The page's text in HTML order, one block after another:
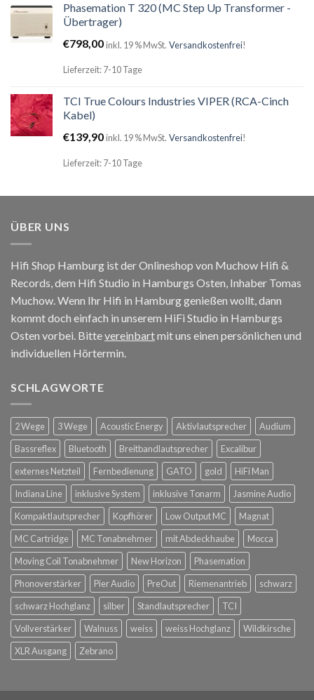
Phasemation T 320 (MC Step Up Transformer -
Übertrager)
€798,00inkl. 19 % MwSt. Versandkostenfrei!
Lieferzeit: 7-10 Tage
TCI True Colours Industries VIPER (RCA-Cinch
Kabel)
€139,90inkl. 19 % MwSt. Versandkostenfrei!
Lieferzeit: 7-10 Tage
ÜBER UNS
Hifi Shop Hamburg ist der Onlineshop von Muchow Hifi &
Records, dem Hifi Studio in Hamburgs Osten, Inhaber Tomas
Muchow. Wenn Ihr Hifi in Hamburg genießen wollt, dann
kommt doch einfach in unserem HiFi Studio in Hamburgs
Osten vorbei. Bittevereinbartmit uns einen persönlichen und
individuellen Hörtermin.
SCHLAGWORTE
2 Wege 3 Wege Acoustic Energy Aktivlautsprecher
Audium
Bassreflex
Bluetooth Breitbandlautsprecher
Excalibur
externes Netzteil
Fernbedienung GATO gold
HiFi Man
Indiana Line
inklusive System inklusive Tonarm
Jasmine Audio
Kompaktlautsprecher
Kopfhörer Low Output MC
Magnat
MC Cartridge
MC Tonabnehmer mit Abdeckhaube
Mocca
Moving Coil Tonabnehmer
New Horizon
Phasemation
Phonoverstärker
Pier Audio PreOut Riemenantrieb
schwarz
schwarz Hochglanz
silber Standlautsprecher
TCI
Vollverstärker
Walnuss weiss weiss Hochglanz
Wildkirsche
XLR Ausgang
Zebrano